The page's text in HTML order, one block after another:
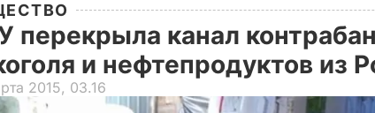
перекрыла канал
и нефтепродуктов из
2015, 03.16